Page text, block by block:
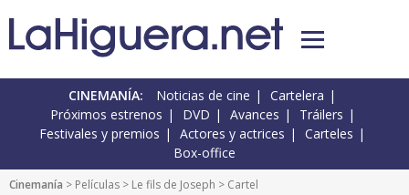
CINEMANÍA: Noticias de cine
Cartelera
Próximos estrenos
DVD Avances
Tráilers
Festivales y premios
Actores y actrices
Carteles
Box-office
Cinemanía > Películas > Le fils de Joseph > Cartel